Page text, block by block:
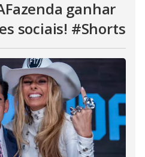
ganhar
sociais! #Shorts